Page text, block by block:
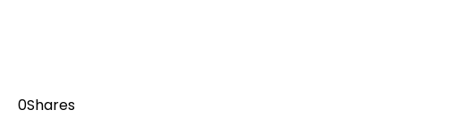
0Shares